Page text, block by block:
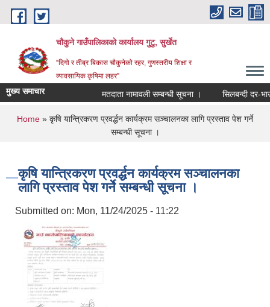
Skip to main content
चौकुने गाउँपालिकाकाे कार्यालय गुटु, सुर्खेत
“दिगो र तीब्र बिकास चौकुनेको रहर, गुणस्तरीय शिक्षा र
व्यावसायिक कृषिमा लहर”
मुख्य समाचार मतदाता नामावली सम्बन्धी सूचना । सिलबन्दी दर-भाउ
You are here
Home » कृषि यान्त्रिकरण प्रवर्द्धन कार्यक्रम सञ्चालनका लागि प्रस्ताव पेश गर्ने
सम्बन्धी सूचना ।
कृषि यान्त्रिकरण प्रवर्द्धन कार्यक्रम सञ्चालनका
लागि प्रस्ताव पेश गर्ने सम्बन्धी सूचना ।
Submitted on: Mon, 11/24/2025 - 11:22